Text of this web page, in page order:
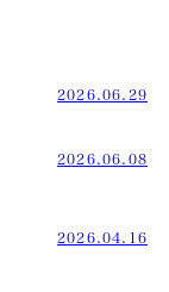
2026.06.29
2026.06.08
2026.04.16